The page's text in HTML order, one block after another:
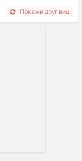
Покажи друг виц